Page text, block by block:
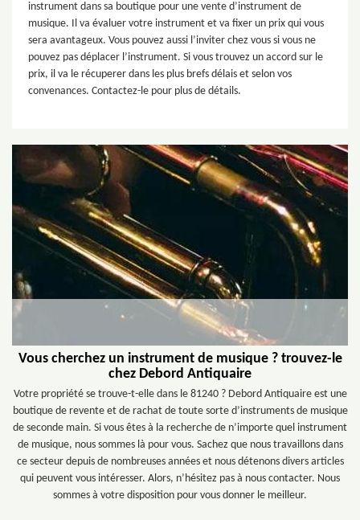
instrument dans sa boutique pour une vente d’instrument de
musique. Il va évaluer votre instrument et va fixer un prix qui vous
sera avantageux. Vous pouvez aussi l’inviter chez vous si vous ne
pouvez pas déplacer l’instrument. Si vous trouvez un accord sur le
prix, il va le récuperer dans les plus brefs délais et selon vos
convenances. Contactez-le pour plus de détails.
Vous cherchez un instrument de musique ? trouvez-le
chez Debord Antiquaire
Votre propriété se trouve-t-elle dans le 81240 ? Debord Antiquaire est une
boutique de revente et de rachat de toute sorte d’instruments de musique
de seconde main. Si vous êtes à la recherche de n’importe quel instrument
de musique, nous sommes là pour vous. Sachez que nous travaillons dans
ce secteur depuis de nombreuses années et nous détenons divers articles
qui peuvent vous intéresser. Alors, n’hésitez pas à nous contacter. Nous
sommes à votre disposition pour vous donner le meilleur.